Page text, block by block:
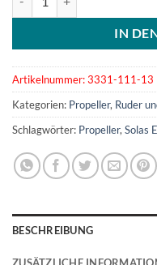
IN
Artikelnummer:3331-111-13
Kategorien: Propeller, Ruder
Schlagwörter: Propeller, Solas
BESCHREIBUNG
ZUSÄTZLICHE